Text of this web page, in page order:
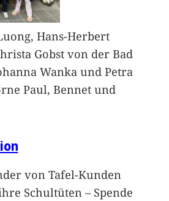
Hans-Herbert
Gobst von der Bad
Wanka und Petra
Paul, Bennet und
von Tafel-Kunden
Schultüten – Spende